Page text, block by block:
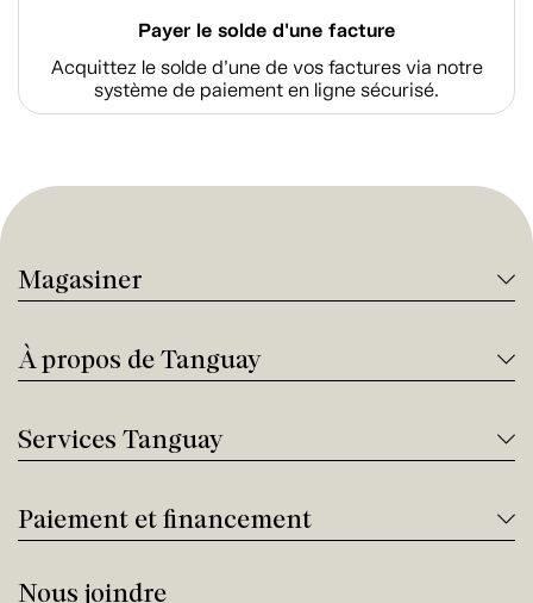
Payer le solde d'une facture
Acquittez le solde d’une de vos factures via notre
système de paiement en ligne sécurisé.
Magasiner
À propos de Tanguay
Services Tanguay
Paiement et financement
Nous joindre